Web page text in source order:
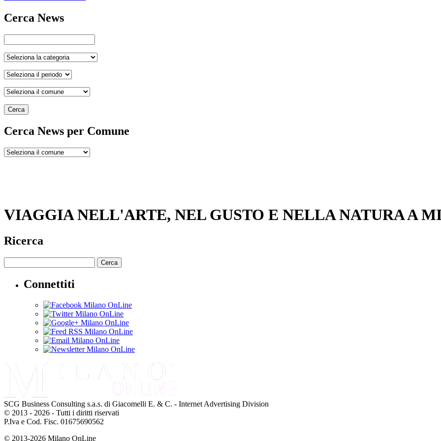
Cerca News
Cerca
Cerca News per Comune
VIAGGIA NELL'ARTE, NEL GUSTO E NELLA NATURA A
Ricerca
Cerca
Connettiti
SCG Business Consulting s.a.s. di Giacomelli E. & C. - Internet Advertising Division
© 2013 - 2026 - Tutti i diritti riservati
P.Iva e Cod. Fisc. 01675690562
© 2013-2026 Milano OnLine